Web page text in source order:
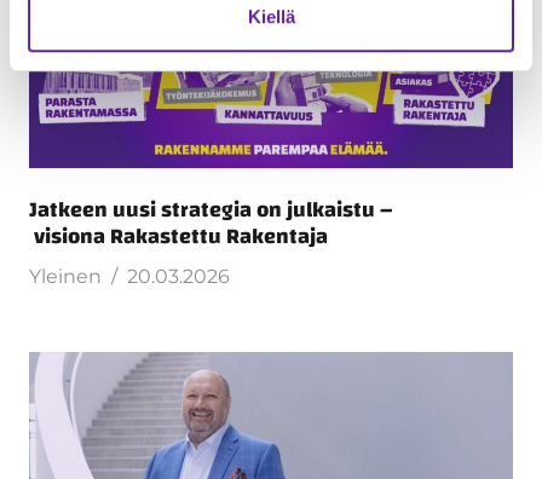
Kiellä
Jatkeen uusi strategia on julkaistu –
visiona Rakastettu Rakentaja
Yleinen 20.03.2026